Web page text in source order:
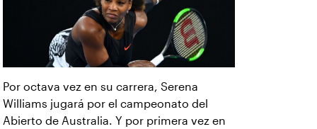
Por octava vez en su carrera, Serena
Williams jugará por el campeonato del
Abierto de Australia. Y por primera vez en